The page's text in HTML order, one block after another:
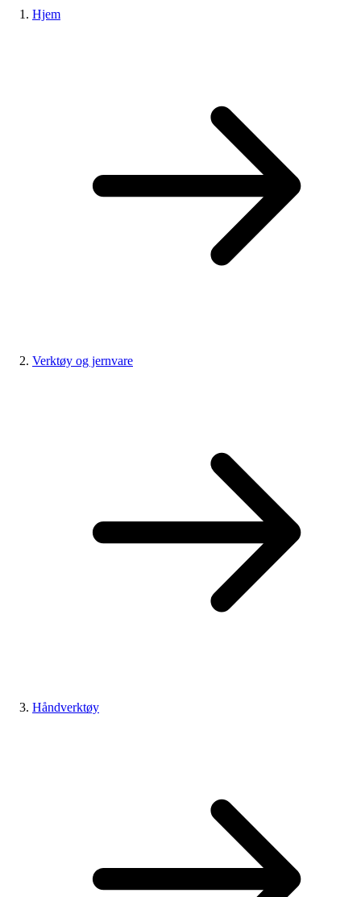
Hjem
Verktøy og jernvare
Håndverktøy